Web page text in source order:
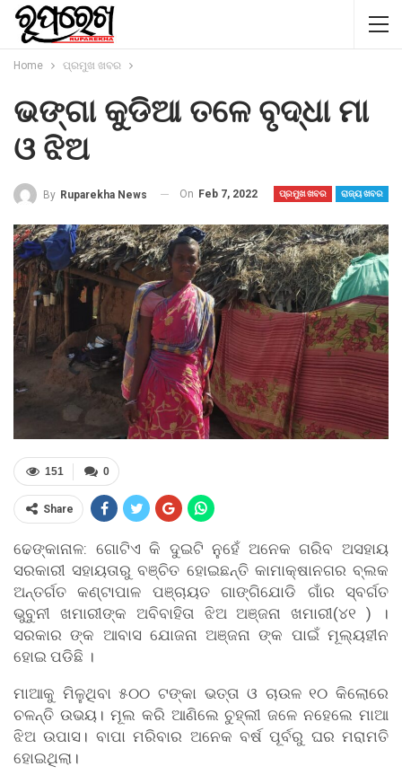
Home ପ୍ରମୁଖ ଖବର
ଭଙ୍ଗା କୁଡିଆ ତଳେ ବୃଦ୍ଧା ମା
ଓ ଝିଅ
ପ୍ରମୁଖ ଖବର ରାଜ୍ୟ ଖବର
By Ruparekha News On Feb 7, 2022
0
151
Share
ଢେଙ୍କାନାଳ: ଗୋଟିଏ କି ଦୁଇଟି ନୁହେଁ ଅନେକ ଗରିବ ଅସହାୟ
ସରକାରୀ ସହାୟତାରୁ ବଞ୍ଚିତ ହୋଇଛନ୍ତି କାମାକ୍ଷାନଗର ବ୍ଲକ
ଅନ୍ତର୍ଗତ କଣ୍ଟାପାଳ ପଞ୍ଚାୟତ ଗାଙ୍ଗିଯୋଡି ଗାଁର ସ୍ବର୍ଗତ
ଭୁବୁନୀ ଖମାରୀଙ୍କ ଅବିବାହିତା ଝିଅ ଅଞ୍ଜନା ଖମାରୀ(୪୧ ) ।
ସରକାର ଙ୍କ ଆବାସ ଯୋଜନା ଅଞ୍ଜନା ଙ୍କ ପାଇଁ ମୂଲ୍ୟହୀନ
ହୋଇ ପଡିଛି ।
ମାଆକୁ ମିଳୁଥିବା ୫୦୦ ଟଙ୍କା ଭତ୍ତା ଓ ଚାଉଳ ୧୦ କିଲୋରେ
ଚଳନ୍ତି ଉଭୟ। ମୂଲ କରି ଆଣିଲେ ଚୁହ୍ଲୀ ଜଳେ ନହେଲେ ମାଆ
ଝିଅ ଉପାସ। ବାପା ମରିବାର ଅନେକ ବର୍ଷ ପୂର୍ବରୁ ଘର ମରାମତି
ହୋଇଥିଲା।